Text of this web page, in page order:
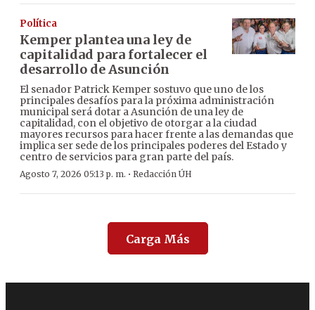
Política
Kemper plantea una ley de
capitalidad para fortalecer el
desarrollo de Asunción
El senador Patrick Kemper sostuvo que uno de los
principales desafíos para la próxima administración
municipal será dotar a Asunción de una ley de
capitalidad, con el objetivo de otorgar a la ciudad
mayores recursos para hacer frente a las demandas que
implica ser sede de los principales poderes del Estado y
centro de servicios para gran parte del país.
Agosto 7, 2026 05:13 p. m. · Redacción ÚH
Carga Más